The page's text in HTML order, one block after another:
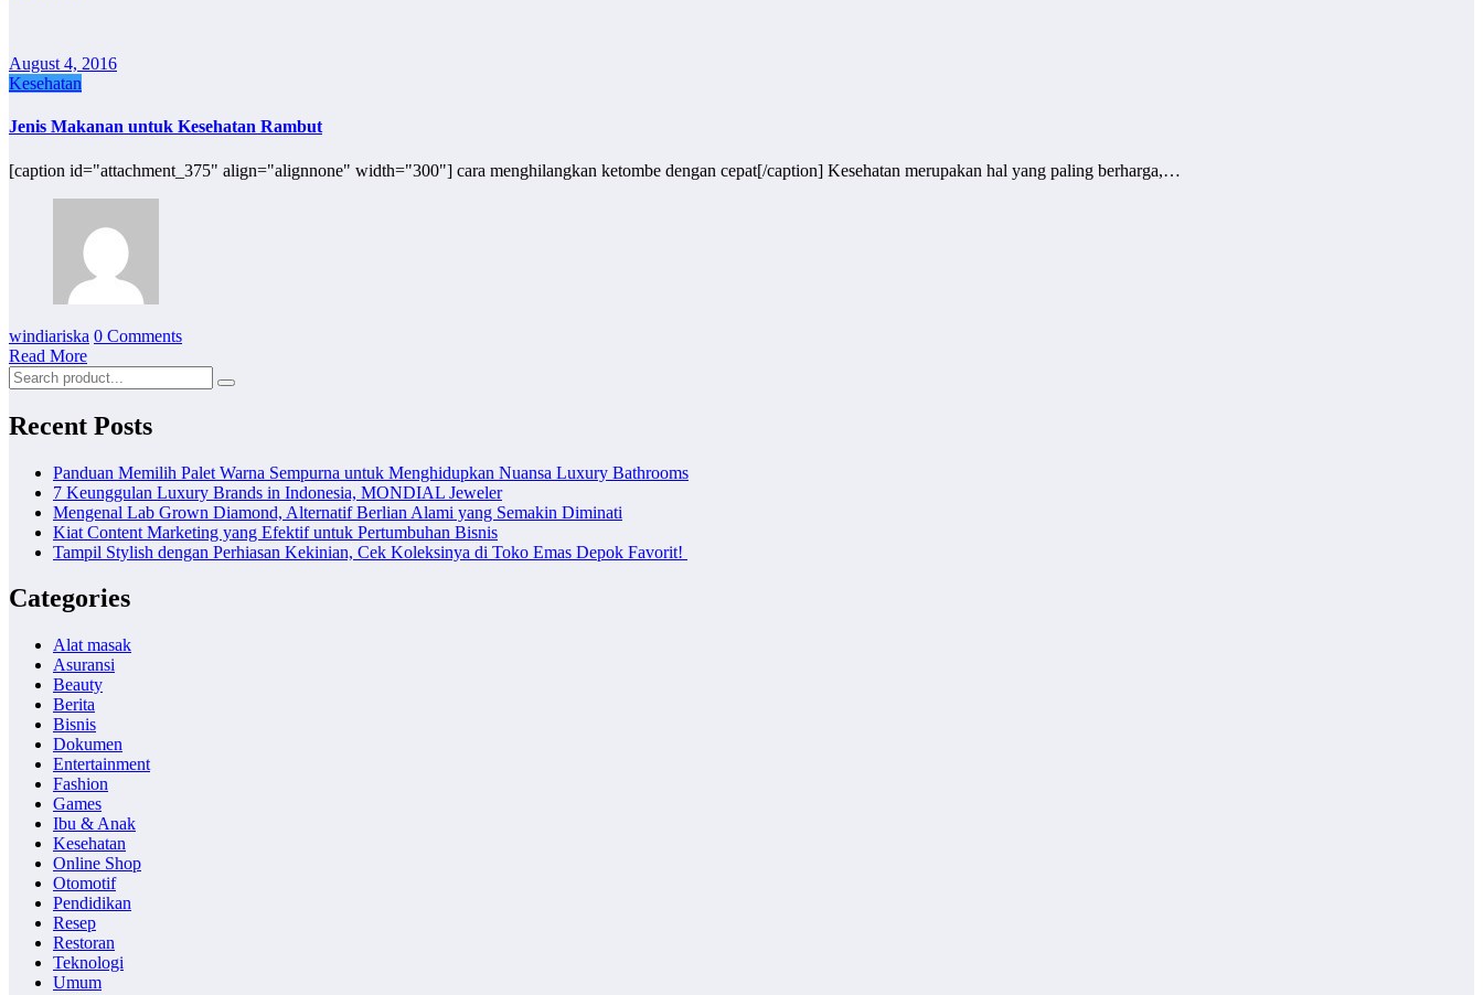
August 4, 2016
Kesehatan
Jenis Makanan untuk Kesehatan Rambut
[caption id="attachment_375" align="alignnone" width="300"] cara menghilangkan ketombe dengan cepat[/caption] Kesehatan merupakan hal yang paling berharga,…
windiariska 0 Comments
Read More
Recent Posts
Panduan Memilih Palet Warna Sempurna untuk Menghidupkan Nuansa Luxury Bathrooms
7 Keunggulan Luxury Brands in Indonesia, MONDIAL Jeweler
Mengenal Lab Grown Diamond, Alternatif Berlian Alami yang Semakin Diminati
Kiat Content Marketing yang Efektif untuk Pertumbuhan Bisnis
Tampil Stylish dengan Perhiasan Kekinian, Cek Koleksinya di Toko Emas Depok Favorit!
Categories
Alat masak
Asuransi
Beauty
Berita
Bisnis
Dokumen
Entertainment
Fashion
Games
Ibu & Anak
Kesehatan
Online Shop
Otomotif
Pendidikan
Resep
Restoran
Teknologi
Umum